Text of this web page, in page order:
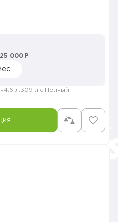
000 ₽
4.6 л. 309 л.с. Полный